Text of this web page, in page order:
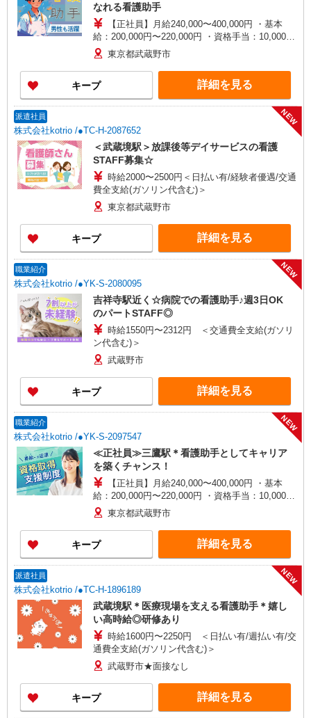
なれる看護助手
【正社員】月給240,000〜400,000円 ・基本
給：200,000円〜220,000円 ・資格手当：10,000〜
30,000円 ・役職手当：10,000〜70,000円 ・処遇改
善手当：20,000〜60,000円（勤続年数、保有資格
により変動） ・固定残業手当：20,000円（10時
間） ※固定残業時間を超過する場合には超過勤務
手当として別途支給 ・夜勤手当：10,000円/1回
歓迎 ・認知症介護基礎研修 ・初任者研修 ・実務
者研修 ・介護福祉士 など
東京都武蔵野市
キープ 詳細を見る
派遣社員
株式会社kotrio /●TC-H-2087652
NEW
＜武蔵境駅＞放課後等デイサービスの看護
STAFF募集☆
時給2000〜2500円＜日払い有/経験者優遇/交通
費全支給(ガソリン代含む)＞
東京都武蔵野市
キープ 詳細を見る
職業紹介
株式会社kotrio /●YK-S-2080095
NEW
吉祥寺駅近く☆病院での看護助手♪週3日OK
のパートSTAFF◎
時給1550円〜2312円 ＜交通費全支給(ガソリ
ン代含む)＞
武蔵野市
キープ 詳細を見る
職業紹介
株式会社kotrio /●YK-S-2097547
NEW
≪正社員≫三鷹駅＊看護助手としてキャリア
を築くチャンス！
【正社員】月給240,000〜400,000円 ・基本
給：200,000円〜220,000円 ・資格手当：10,000〜
30,000円 ・役職手当：10,000〜70,000円 ・処遇改
善手当：20,000〜60,000円（勤続年数、保有資格
により変動） ・固定残業手当：20,000円（10時
間） ※固定残業時間を超過する場合には超過勤務
手当として別途支給 ・夜勤手当：10,000円/1回
歓迎 ・認知症介護基礎研修 ・初任者研修 ・実務
者研修 ・介護福祉士 など
東京都武蔵野市
キープ 詳細を見る
派遣社員
株式会社kotrio /●TC-H-1896189
NEW
武蔵境駅＊医療現場を支える看護助手＊嬉し
い高時給◎研修あり
時給1600円〜2250円 ＜日払い有/週払い有/交
通費全支給(ガソリン代含む)＞
武蔵野市★面接なし
キープ 詳細を見る